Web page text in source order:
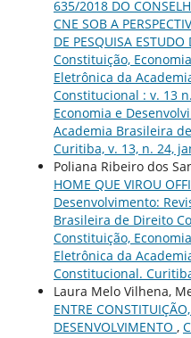
635/2018 DO
CNE SOB A
DE PESQUISA
Constituição,
Eletrônica da
Constitucional : v. 13
Economia e
Academia Brasileira
Curitiba, v. 13, n. 24,
Poliana Ribeiro dos
HOME QUE VIROU
Desenvolvimento:
Brasileira de Direito
Constituição,
Eletrônica da
Constitucional.
Laura Melo Vilhena,
ENTRE
DESENVOLVIMENTO ,